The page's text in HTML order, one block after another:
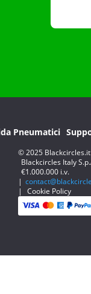
Pneumatici
© 2025 Blackcircles.it
Blackcircles Italy
€1.000.000 i.v.
|
|
Cookie Policy